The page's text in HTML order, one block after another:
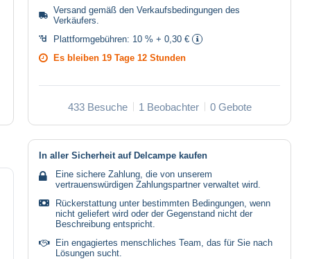
Versand gemäß den Verkaufsbedingungen des
Verkäufers
Plattformgebühren: 10 % + 0,30 €
Es bleiben 19 Tage 12 Stunden
433 Besuche 1 Beobachter 0 Gebote
In aller Sicherheit auf Delcampe kaufen
Eine sichere Zahlung, die von unserem
vertrauenswürdigen Zahlungspartner verwaltet wird.
Rückerstattung unter bestimmten Bedingungen, wenn
nicht geliefert wird oder der Gegenstand nicht der
Beschreibung entspricht.
Ein engagiertes menschliches Team, das für Sie nach
Lösungen sucht.